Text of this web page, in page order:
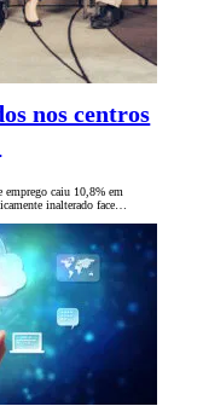
nos centros
emprego caiu 10,8% em
inalterado face…